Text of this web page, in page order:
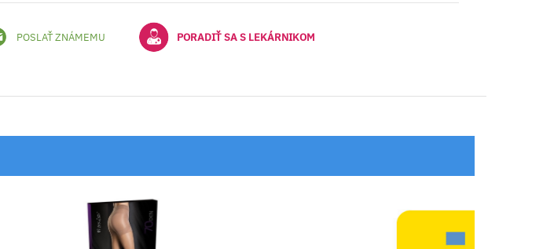
POSLAŤ ZNÁMEMU PORADIŤ SA S LEKÁRNIKOM